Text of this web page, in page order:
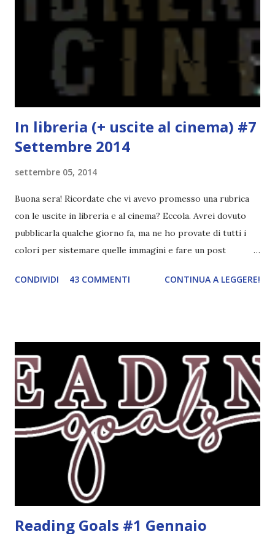
molto introduttivo, nel senso che in trecento pagine non
succede un bel niente. E non ha nemmeno un finale ._.
finisce esattamente nel bel mezzo della storia (anzi, quale
"mezzo" della storia? Questa storia ha praticamente solo
In libreria (+ uscite al cinema) #7
Settembre 2014
settembre 05, 2014
Buona sera! Ricordate che vi avevo promesso una rubrica
con le uscite in libreria e al cinema? Eccola. Avrei dovuto
pubblicarla qualche giorno fa, ma ne ho provate di tutti i
colori per sistemare quelle immagini e fare un post
leggere la trama cliccate sulla copertina. Vi ho segnalato
riguarda i suoi romanzi thriller. Per il momento sono
troppo fissata con questo genere ma ho letto pochi libri
thriller e vorrei davvero iniziarne qualcuno. Attraverso il
fuoco - Josephine Angeline \\ 19 settembre. Qualsiasi
libro cita anche soltanto "Salem" deve essere
assolutamente mio. Sono affascinata dalla storia delle
streghe di Salem e se oltre alle streghe aggiungiamo
mondi paralleli e gemelle malefiche, la mia curiosità monta
CONDIVIDI 43 COMMENTI CONTINUA A LEGGERE!
Reading Goals #1 Gennaio